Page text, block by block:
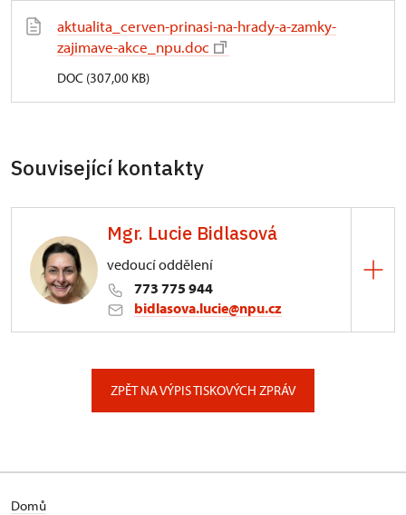
aktualita_cerven-prinasi-na-hrady-a-zamky-
zajimave-akce_npu.doc
DOC (307,00 KB)
Související kontakty
Mgr. Lucie Bidlasová
vedoucí oddělení
773 775 944
bidlasova.lucie@npu.cz
ZPĚT NA VÝPIS TISKOVÝCH ZPRÁV
Domů